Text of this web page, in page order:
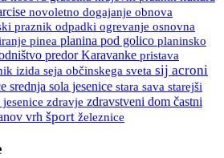
novoletno dogajanje obnova
praznik odpadki ogrevanje osnovna
pinea planina pod golico planinsko
predor Karavanke pristava
izida seja občinskega sveta sij acroni
srednja sola jesenice stara sava starejši
zdravje zdravstveni dom častni
vrh šport železnice